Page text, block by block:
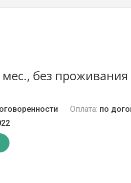
без проживания
Оплата: по